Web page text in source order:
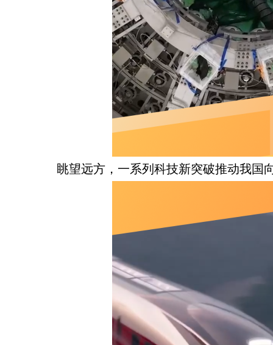
眺望远方，一系列科技新突破推动我国